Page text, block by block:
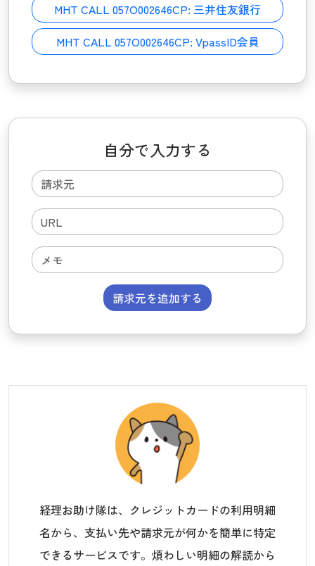
MHT CALL 057O002646CP: 三井住友銀行
MHT CALL 057O002646CP: VpassID会員
自分で入力する
請求元を追加する
経理お助け隊は、クレジットカードの利用明細
名から、支払い先や請求元が何かを簡単に特定
できるサービスです。煩わしい明細の解読から